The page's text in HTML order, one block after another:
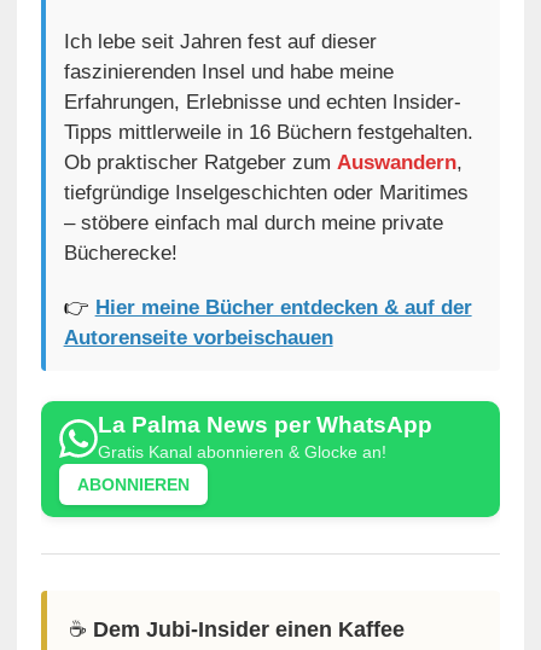
Ich lebe seit Jahren fest auf dieser
faszinierenden Insel und habe meine
Erfahrungen, Erlebnisse und echten Insider-
Tipps mittlerweile in 16 Büchern festgehalten.
Ob praktischer Ratgeber zum Auswandern,
tiefgründige Inselgeschichten oder Maritimes
– stöbere einfach mal durch meine private
Bücherecke!
👉 Hier meine Bücher entdecken & auf der
Autorenseite vorbeischauen
La Palma News per WhatsApp
Gratis Kanal abonnieren & Glocke an!
ABONNIEREN
☕️ Dem Jubi-Insider einen Kaffee